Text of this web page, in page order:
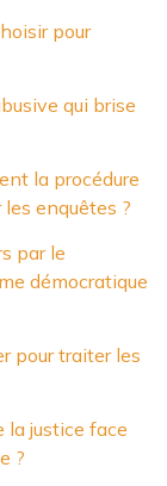
pour
qui brise
la procédure
enquêtes ?
par le
démocratique
pour traiter les
la justice face
?